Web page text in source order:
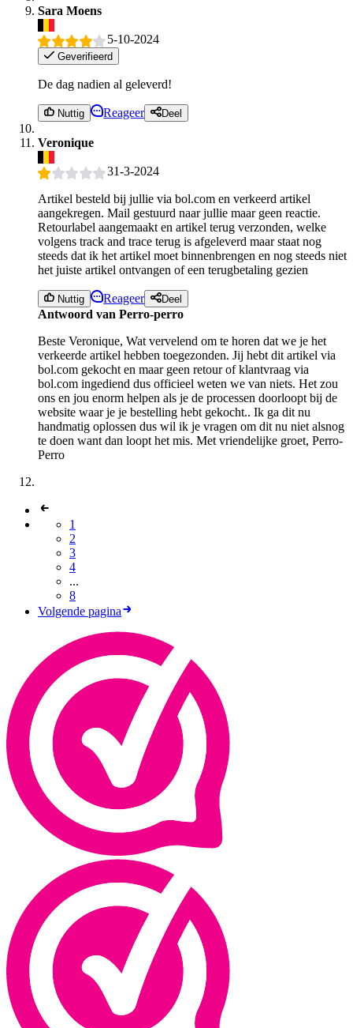
Sara Moens
5-10-2024
Geverifieerd
De dag nadien al geleverd!
Nuttig Reageer Deel
Veronique
31-3-2024
Artikel besteld bij jullie via bol.com en verkeerd artikel
aangekregen. Mail gestuurd naar jullie maar geen reactie.
Retourlabel aangemaakt en artikel terug verzonden, welke
volgens track and trace terug is afgeleverd maar staat nog
steeds dat ik het artikel moet binnenbrengen en nog steeds niet
het juiste artikel ontvangen of een terugbetaling gezien
Nuttig Reageer Deel
Antwoord van Perro-perro
Beste Veronique, Wat vervelend om te horen dat we je het
verkeerde artikel hebben toegezonden. Jij hebt dit artikel via
bol.com gekocht en maar geen retour of klantvraag via
bol.com ingediend dus officieel weten we van niets. Het zou
ons en jou enorm helpen als je de processen doorloopt bij de
website waar je je bestelling hebt gekocht.. Ik ga dit nu
handmatig oplossen dus wil ik je vragen om dit nu niet alsnog
te doen want dan loopt het mis. Met vriendelijke groet, Perro-
Perro
1
2
3
4
...
8
Volgende pagina